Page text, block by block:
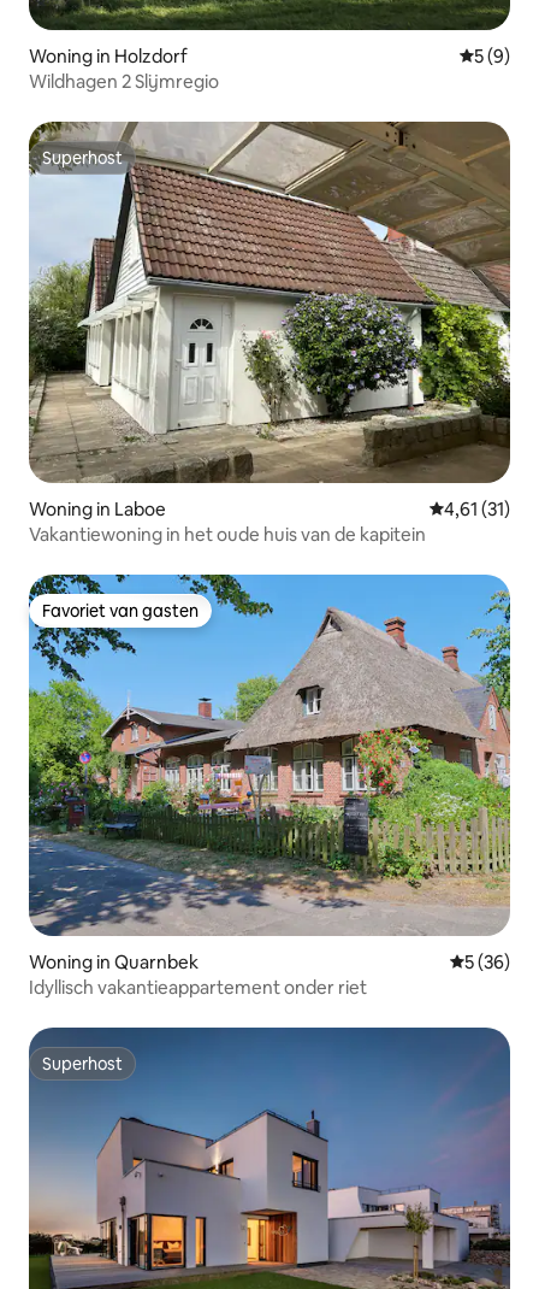
Woning in Holzdorf
5 (9)
Wildhagen 2 Slijmregio
Superhost
Superhost
Woning in Laboe Gemiddelde
4,61 (31)
Vakantiewoning in het oude huis van de kapitein
Favoriet van gasten
Favoriet van gasten
Woning in Quarnbek
5 (36)
Idyllisch vakantieappartement onder riet
Superhost
Superhost